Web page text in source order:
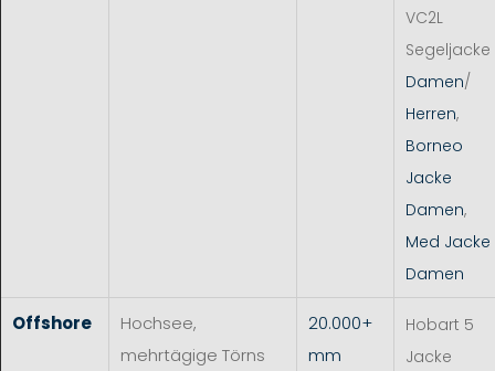
VC2L
Segeljacke
Damen/
Herren,
Borneo
Jacke
Damen,
Med Jacke
Damen
Offshore
Hochsee,
mehrtägige Törns
20.000+
mm
Hobart 5
Jacke